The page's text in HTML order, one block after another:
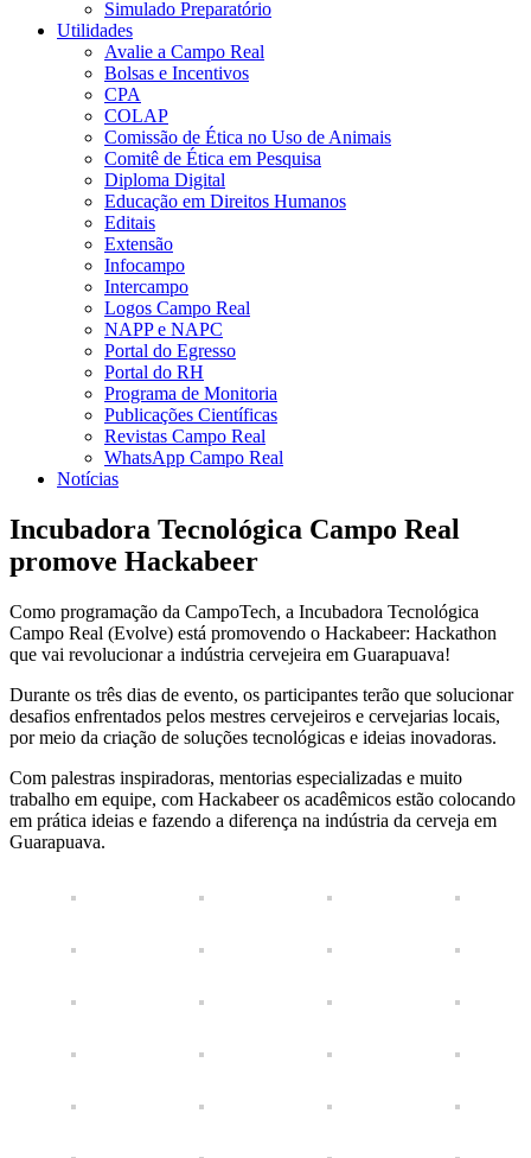
Simulado Preparatório
Utilidades
Avalie a Campo Real
Bolsas e Incentivos
CPA
COLAP
Comissão de Ética no Uso de Animais
Comitê de Ética em Pesquisa
Diploma Digital
Educação em Direitos Humanos
Editais
Extensão
Infocampo
Intercampo
Logos Campo Real
NAPP e NAPC
Portal do Egresso
Portal do RH
Programa de Monitoria
Publicações Científicas
Revistas Campo Real
WhatsApp Campo Real
Notícias
Incubadora Tecnológica Campo Real
promove Hackabeer
Como programação da CampoTech, a Incubadora Tecnológica
Campo Real (Evolve) está promovendo o Hackabeer: Hackathon
que vai revolucionar a indústria cervejeira em Guarapuava!
Durante os três dias de evento, os participantes terão que solucionar
desafios enfrentados pelos mestres cervejeiros e cervejarias locais,
por meio da criação de soluções tecnológicas e ideias inovadoras.
Com palestras inspiradoras, mentorias especializadas e muito
trabalho em equipe, com Hackabeer os acadêmicos estão colocando
em prática ideias e fazendo a diferença na indústria da cerveja em
Guarapuava.